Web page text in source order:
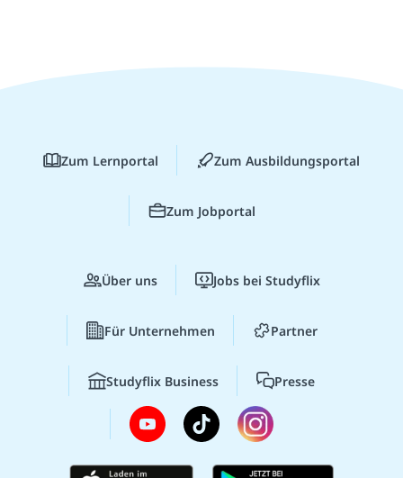
Zum Lernportal Zum Ausbildungsportal
Zum Jobportal
Über uns Jobs bei Studyflix
Für Unternehmen Partner
Studyflix Business Presse